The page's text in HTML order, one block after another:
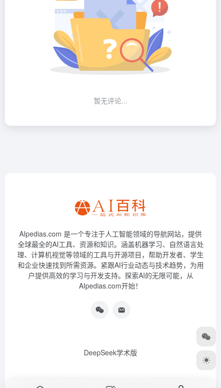
暂无评论...
AIpedias.com 是一个专注于人工智能领域的导航网站，提供
全球最全的AI工具、资源和知识。涵盖机器学习、自然语言处
理、计算机视觉等领域的工具与开源项目，帮助开发者、学生
和企业快速找到所需资源。紧跟AI行业动态与技术趋势，为用
户提供高效的学习与开发支持。探索AI的无限可能，从
AIpedias.com开始！
DeepSeek学术版